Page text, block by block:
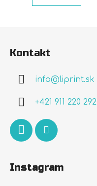
Kontakt
info@liprint.sk
+421 911 220 292
Instagram